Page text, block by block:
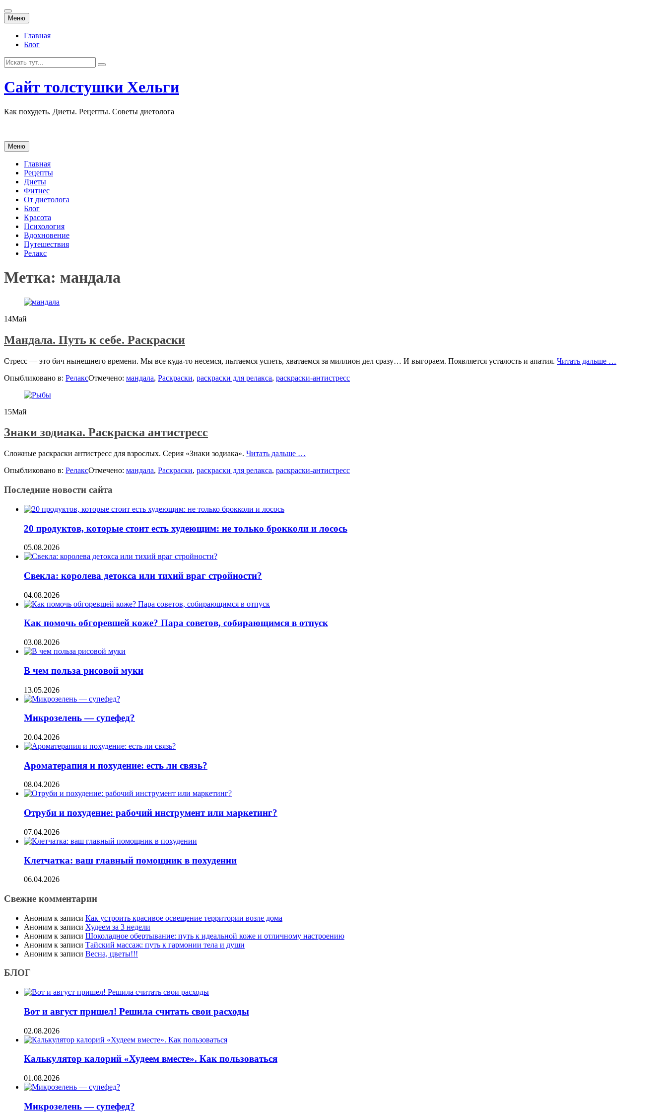
Меню Перейти
к
содержанию
Главная
Блог
Искать:
Сайт толстушки Хельги
Как похудеть. Диеты. Рецепты. Советы диетолога
Меню Перейти
к
содержанию
Главная
Рецепты
Диеты
Фитнес
От диетолога
Блог
Красота
Психология
Вдохновение
Путешествия
Релакс
Метка: мандала
14Май
Мандала. Путь к себе. Раскраски
Стресс — это бич нынешнего времени. Мы все куда-то несемся, пытаемся успеть, хватаемся за миллион дел сразу… И выгораем. Появляется усталость и апатия. Читать дальше …
Опыбликовано в: РелаксОтмечено: мандала, Раскраски, раскраски для релакса, раскраски-антистресс
15Май
Знаки зодиака. Раскраска антистресс
Сложные раскраски антистресс для взрослых. Серия «Знаки зодиака». Читать дальше
Раскраска
…
Опыбликовано в: РелаксОтмечено: мандала, Раскраски, раскраски для релакса, раскраски-антистресс
Последние новости сайта
20 продуктов, которые стоит есть худеющим: не только брокколи и лосось
05.08.2026
Свекла: королева детокса или тихий враг стройности?
04.08.2026
Как помочь обгоревшей коже? Пара советов, собирающимся в отпуск
03.08.2026
В чем польза рисовой муки
13.05.2026
Микрозелень — супефед?
20.04.2026
Ароматерапия и похудение: есть ли связь?
08.04.2026
Отруби и похудение: рабочий инструмент или маркетинг?
07.04.2026
Клетчатка: ваш главный помощник в похудении
06.04.2026
Свежие комментарии
Аноним к записи Как устроить красивое освещение территории возле дома
Аноним к записи Худеем за 3 недели
Аноним к записи Шоколадное обертывание: путь к идеальной коже и отличному настроению
Аноним к записи Тайский массаж: путь к гармонии тела и души
Аноним к записи Весна, цветы!!!
БЛОГ
Вот и август пришел! Решила считать свои расходы
02.08.2026
Калькулятор калорий «Худеем вместе». Как пользоваться
01.08.2026
Микрозелень — супефед?